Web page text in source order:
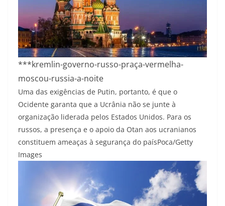
***kremlin-governo-russo-praça-vermelha-
moscou-russia-a-noite
Uma das exigências de Putin, portanto, é que o
Ocidente garanta que a Ucrânia não se junte à
organização liderada pelos Estados Unidos. Para os
russos, a presença e o apoio da Otan aos ucranianos
constituem ameaças à segurança do paísPoca/Getty
Images